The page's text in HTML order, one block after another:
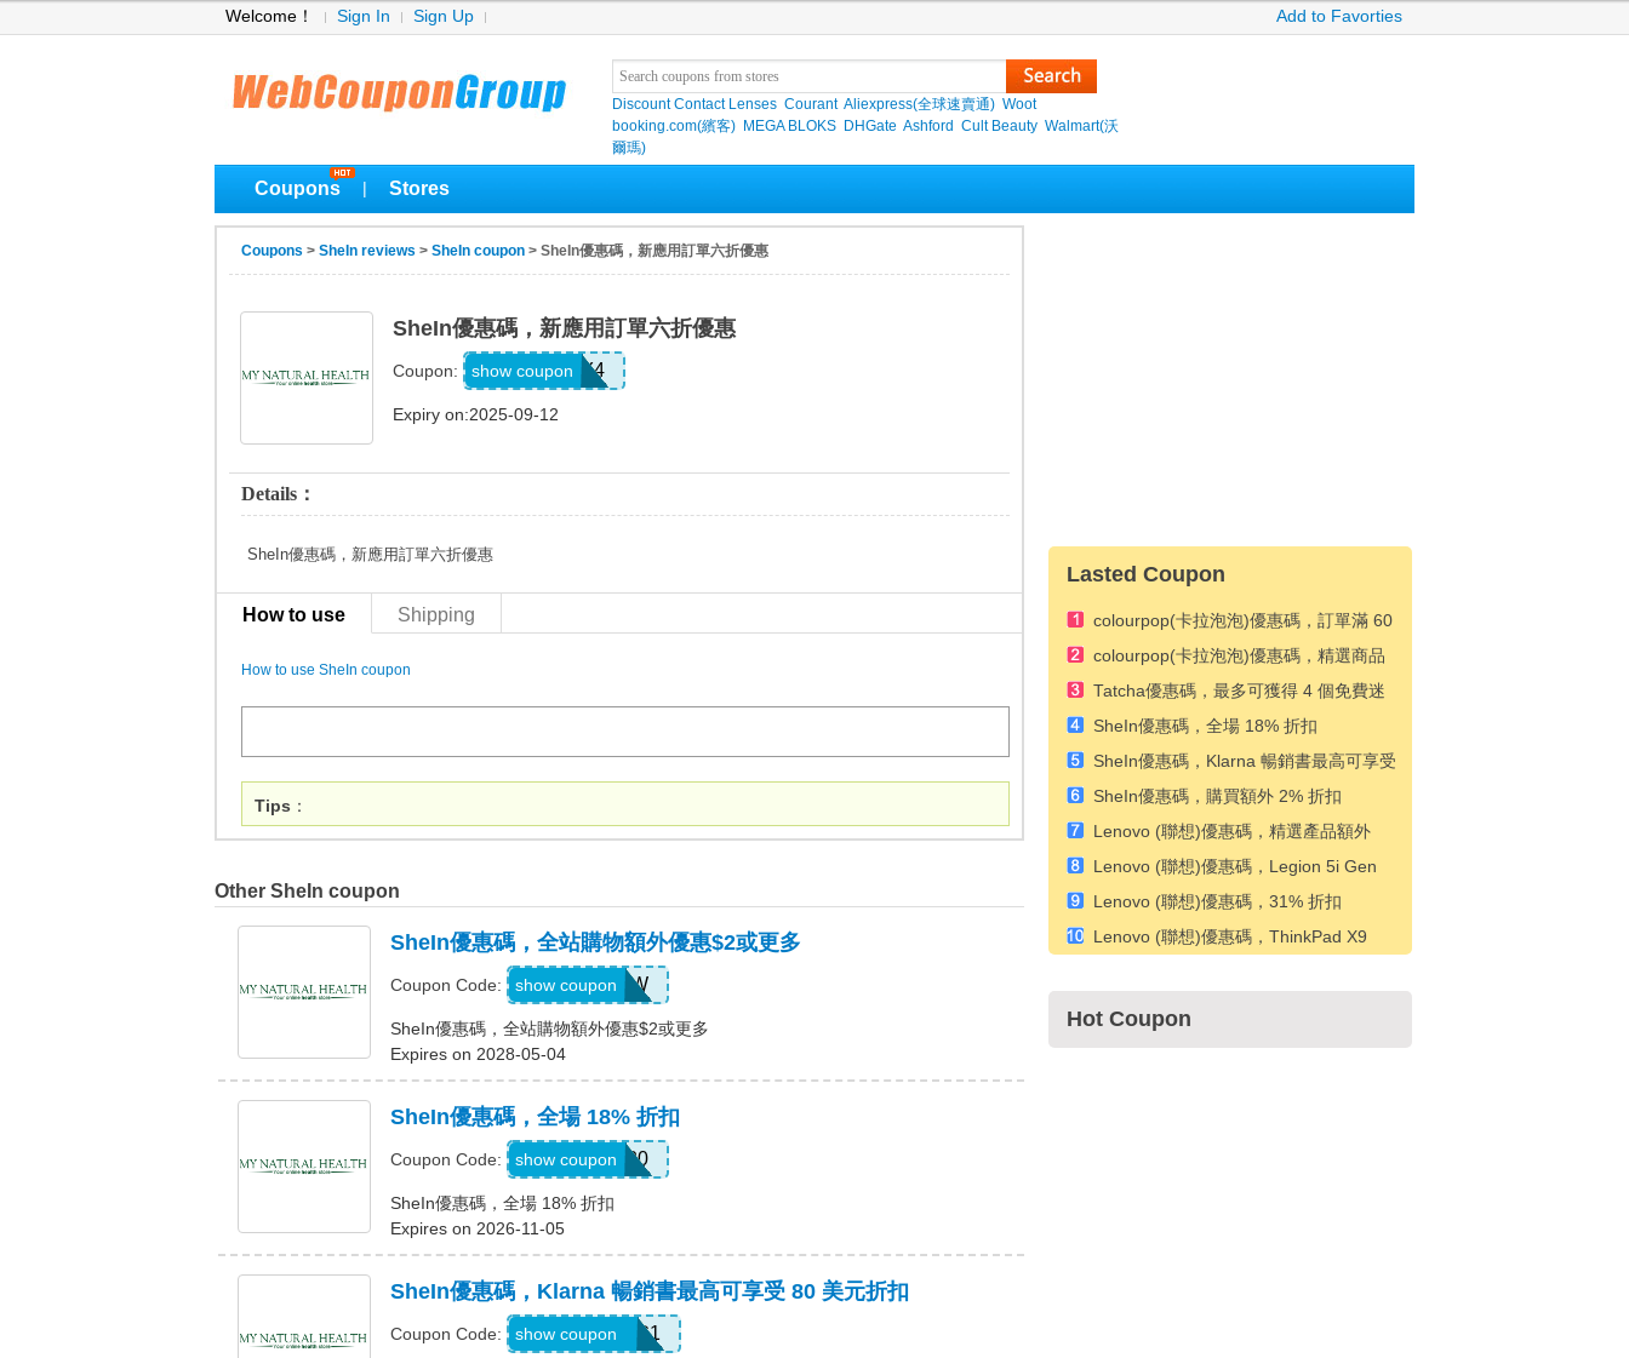
Welcome！ Sign In Sign Up Add to Favorties
Discount Contact Lenses Courant Aliexpress(全球速賣通) Woot
booking.com(繽客) MEGA BLOKS DHGate Ashford Cult Beauty Walmart(沃
爾瑪)
Coupons Stores
Coupons > SheIn reviews > SheIn coupon > SheIn優惠碼，新應用訂單六折優惠
SheIn優惠碼，新應用訂單六折優惠
Coupon: JRGY4
show coupon
Expiry on:2025-09-12
Details：
SheIn優惠碼，新應用訂單六折優惠
How to use Shipping
How to use SheIn coupon
Tips ：
Other SheIn coupon
SheIn優惠碼，全站購物額外優惠$2或更多
Coupon Code: US04184W
show coupon
SheIn優惠碼，全站購物額外優惠$2或更多
Expires on 2028-05-04
SheIn優惠碼，全場 18% 折扣
Coupon Code: JULY0B20
show coupon
SheIn優惠碼，全場 18% 折扣
Expires on 2026-11-05
SheIn優惠碼，Klarna 暢銷書最高可享受 80 美元折扣
Coupon Code: KLARNAAUG1
show coupon
Lasted Coupon
colourpop(卡拉泡泡)優惠碼，訂單滿 60
美元可享 20% 折扣
colourpop(卡拉泡泡)優惠碼，精選商品
優惠 5 美元
Tatcha優惠碼，最多可獲得 4 個免費迷
你，最低消費
SheIn優惠碼，全場 18% 折扣
SheIn優惠碼，Klarna 暢銷書最高可享受
80 美元折扣
SheIn優惠碼，購買額外 2% 折扣
Lenovo (聯想)優惠碼，精選產品額外
10% 折扣
Lenovo (聯想)優惠碼，Legion 5i Gen
10 筆記本電腦 31% 折扣
Lenovo (聯想)優惠碼，31% 折扣
Legion 5i Gen 10
Lenovo (聯想)優惠碼，ThinkPad X9
Hot Coupon